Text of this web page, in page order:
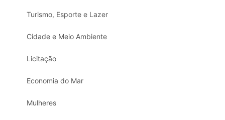
Turismo, Esporte e Lazer
Cidade e Meio Ambiente
Licitação
Economia do Mar
Mulheres